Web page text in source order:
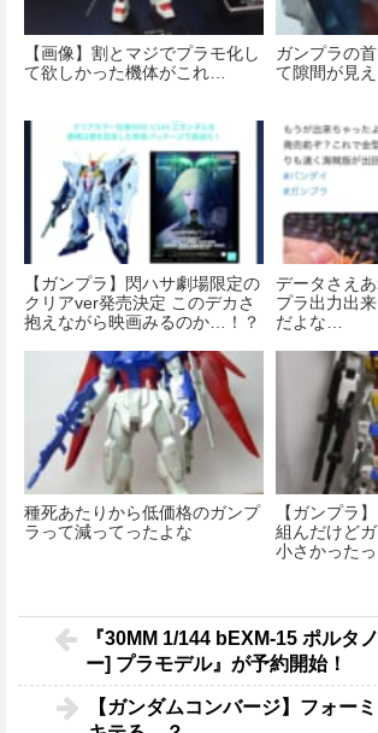
【画像】割とマジでプラモ化し
て欲しかった機体がこれ…
ガンプラの
て隙間が見
【ガンプラ】閃ハサ劇場限定の
クリアver発売決定 このデカさ
抱えながら映画みるのか…！？
データさえ
プラ出力出
だよな…
種死あたりから低価格のガンプ
ラって減ってったよな
【ガンプラ
組んだけど
小さかった
『30MM 1/144 bEXM-15 ポルタ
ー] プラモデル』が予約開始！
【ガンダムコンバージ】フォー